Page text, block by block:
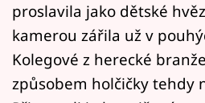
Sledujte nás
proslavila jako dětské
kamerou zářila už v
Kolegové z herecké
způsobem holčičky tehdy